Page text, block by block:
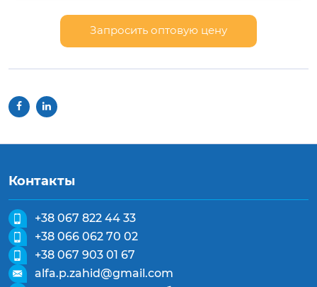
Запросить оптовую цену
Контакты
+38 067 822 44 33
+38 066 062 70 02
+38 067 903 01 67
alfa.p.zahid@gmail.com